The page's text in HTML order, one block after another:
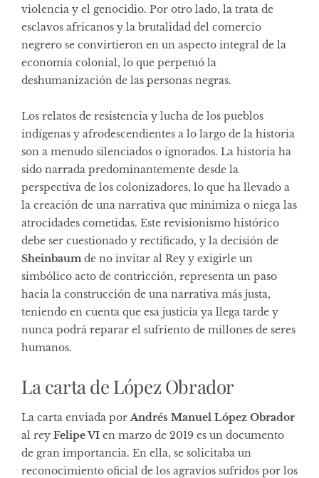
violencia y el genocidio. Por otro lado, la trata de
esclavos africanos y la brutalidad del comercio
negrero se convirtieron en un aspecto integral de la
economía colonial, lo que perpetuó la
deshumanización de las personas negras.
Los relatos de resistencia y lucha de los pueblos
indígenas y afrodescendientes a lo largo de la historia
son a menudo silenciados o ignorados. La historia ha
sido narrada predominantemente desde la
perspectiva de los colonizadores, lo que ha llevado a
la creación de una narrativa que minimiza o niega las
atrocidades cometidas. Este revisionismo histórico
debe ser cuestionado y rectificado, y la decisión de
Sheinbaum de no invitar al Rey y exigirle un
simbólico acto de contricción, representa un paso
hacia la construcción de una narrativa más justa,
teniendo en cuenta que esa justicia ya llega tarde y
nunca podrá reparar el sufriento de millones de seres
humanos.
La carta de López Obrador
La carta enviada por Andrés Manuel López Obrador
al rey Felipe VI en marzo de 2019 es un documento
de gran importancia. En ella, se solicitaba un
reconocimiento oficial de los agravios sufridos por los